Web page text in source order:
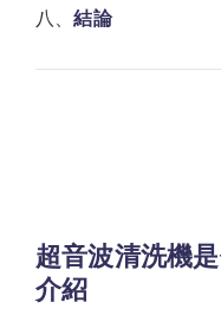
八、結論
超音波清洗機
介紹